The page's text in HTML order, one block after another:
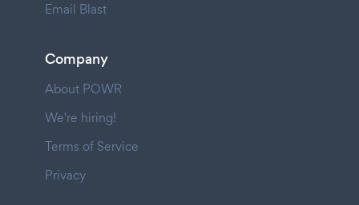
Email Blast
Company
About POWR
We're hiring!
Terms of Service
Privacy